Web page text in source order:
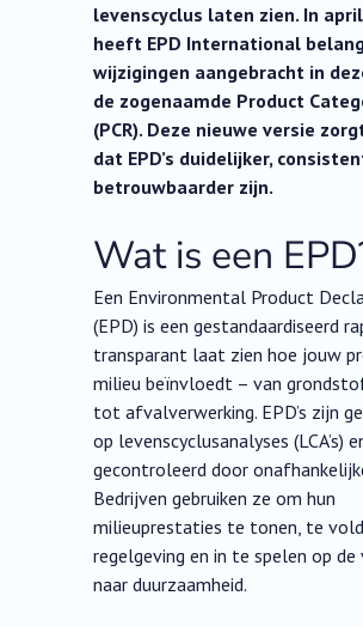
levenscyclus laten zien. In
heeft EPD International
wijzigingen aangebracht in
de zogenaamde Product
(PCR). Deze nieuwe versie
dat EPD’s duidelijker,
betrouwbaarder zijn.
Wat is een
Een Environmental Product
(EPD) is een gestandaardiseerd
transparant laat zien hoe jouw
milieu beïnvloedt – van
tot afvalverwerking. EPD’s zijn
op levenscyclusanalyses (LCA’s)
gecontroleerd door
Bedrijven gebruiken ze om hun
milieuprestaties te tonen, te
regelgeving en in te spelen op de
naar duurzaamheid.